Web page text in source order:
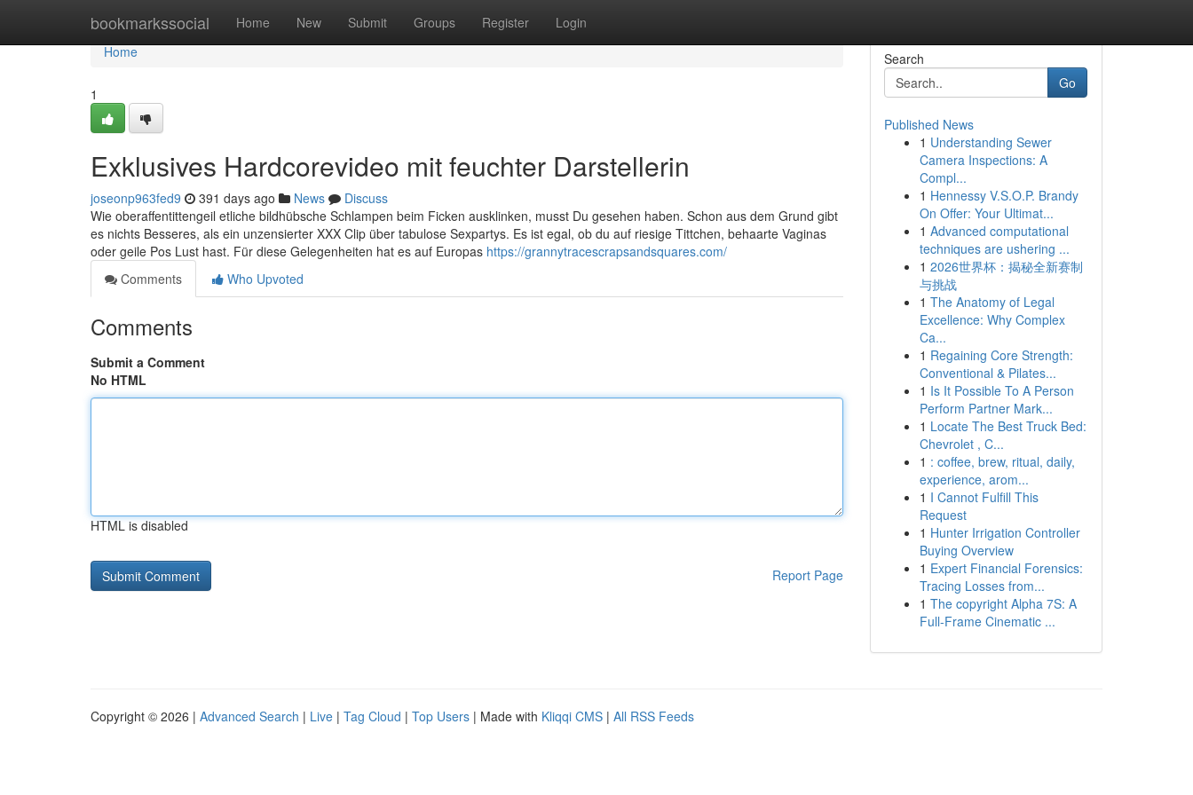
bookmarkssocial Home New Submit Groups Register Login
Home
Home
1
Exklusives Hardcorevideo mit feuchter Darstellerin
joseonp963fed9 391 days ago News
Discuss
Wie oberaffentittengeil etliche bildhübsche Schlampen beim Ficken ausklinken, musst Du gesehen haben. Schon aus dem Grund gibt
es nichts Besseres, als ein unzensierter XXX Clip über tabulose Sexpartys. Es ist egal, ob du auf riesige Tittchen, behaarte Vaginas
oder geile Pos Lust hast. Für diese Gelegenheiten hat es auf Europas https://grannytracescrapsandsquares.com/
Comments
Who Upvoted
Comments
Submit a Comment
No HTML
HTML is disabled
Report Page
Search
Go
Published News
1 Understanding Sewer
Camera Inspections: A
Compl...
1 Hennessy V.S.O.P. Brandy
On Offer: Your Ultimat...
1 Advanced computational
techniques are ushering ...
1 2026世界杯：揭秘全新赛制
与挑战
1 The Anatomy of Legal
Excellence: Why Complex
Ca...
1 Regaining Core Strength:
Conventional & Pilates...
1 Is It Possible To A Person
Perform Partner Mark...
1 Locate The Best Truck Bed:
Chevrolet , C...
1 : coffee, brew, ritual, daily,
experience, arom...
1 I Cannot Fulfill This
Request
1 Hunter Irrigation Controller
Buying Overview
1 Expert Financial Forensics:
Tracing Losses from...
1 The copyright Alpha 7S: A
Full-Frame Cinematic ...
Copyright © 2026 | Advanced Search | Live | Tag Cloud | Top Users | Made with Kliqqi CMS | All RSS Feeds